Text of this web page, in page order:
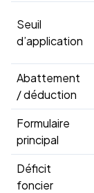
Seuil
d’application
Abattement
/ déduction
Formulaire
principal
Déficit
foncier